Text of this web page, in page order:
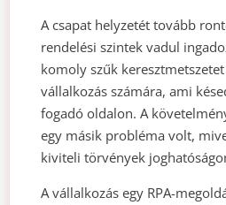
A csapat helyzetét tovább
rendelési szintek vadul
komoly szűk
vállalkozás számára, ami
fogadó oldalon. A
egy másik probléma volt,
kiviteli törvények
A vállalkozás egy RPA-